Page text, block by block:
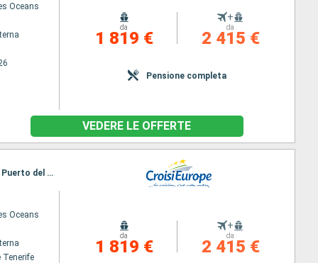
Oceans
da
1 819 €
+
da
2 415 €
Pensione completa
VEDERE LE OFFERTE
Itinerario : St Cruz de Tenerife, Santa Cruz de la Palma, San Sebastian de la gomera, Las Palmas, Puerto del Rosario, Arrecifes
Oceans
Tenerife
da
1 819 €
+
da
2 415 €